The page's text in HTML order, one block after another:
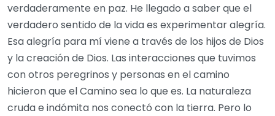
verdaderamente en paz. He llegado a saber que el
verdadero sentido de la vida es experimentar alegría.
Esa alegría para mí viene a través de los hijos de Dios
y la creación de Dios. Las interacciones que tuvimos
con otros peregrinos y personas en el camino
hicieron que el Camino sea lo que es. La naturaleza
cruda e indómita nos conectó con la tierra. Pero lo